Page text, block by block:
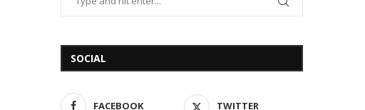
SOCIAL
FACEBOOK TWITTER